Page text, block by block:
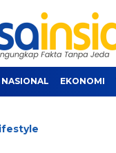
NASIONAL EKONOMI